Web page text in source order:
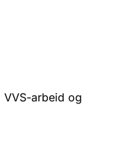
VVS-arbeid og